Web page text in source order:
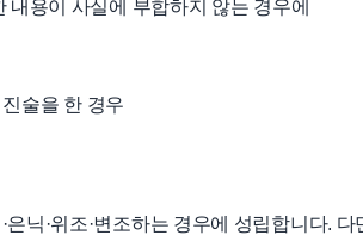
용이 사실에 부합하지 않는 경우에
술을 한 경우
닉·위조·변조하는 경우에 성립합니다. 다